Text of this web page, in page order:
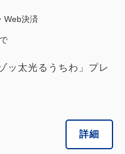
Web決済
ッ太光るうちわ」プレ
詳細